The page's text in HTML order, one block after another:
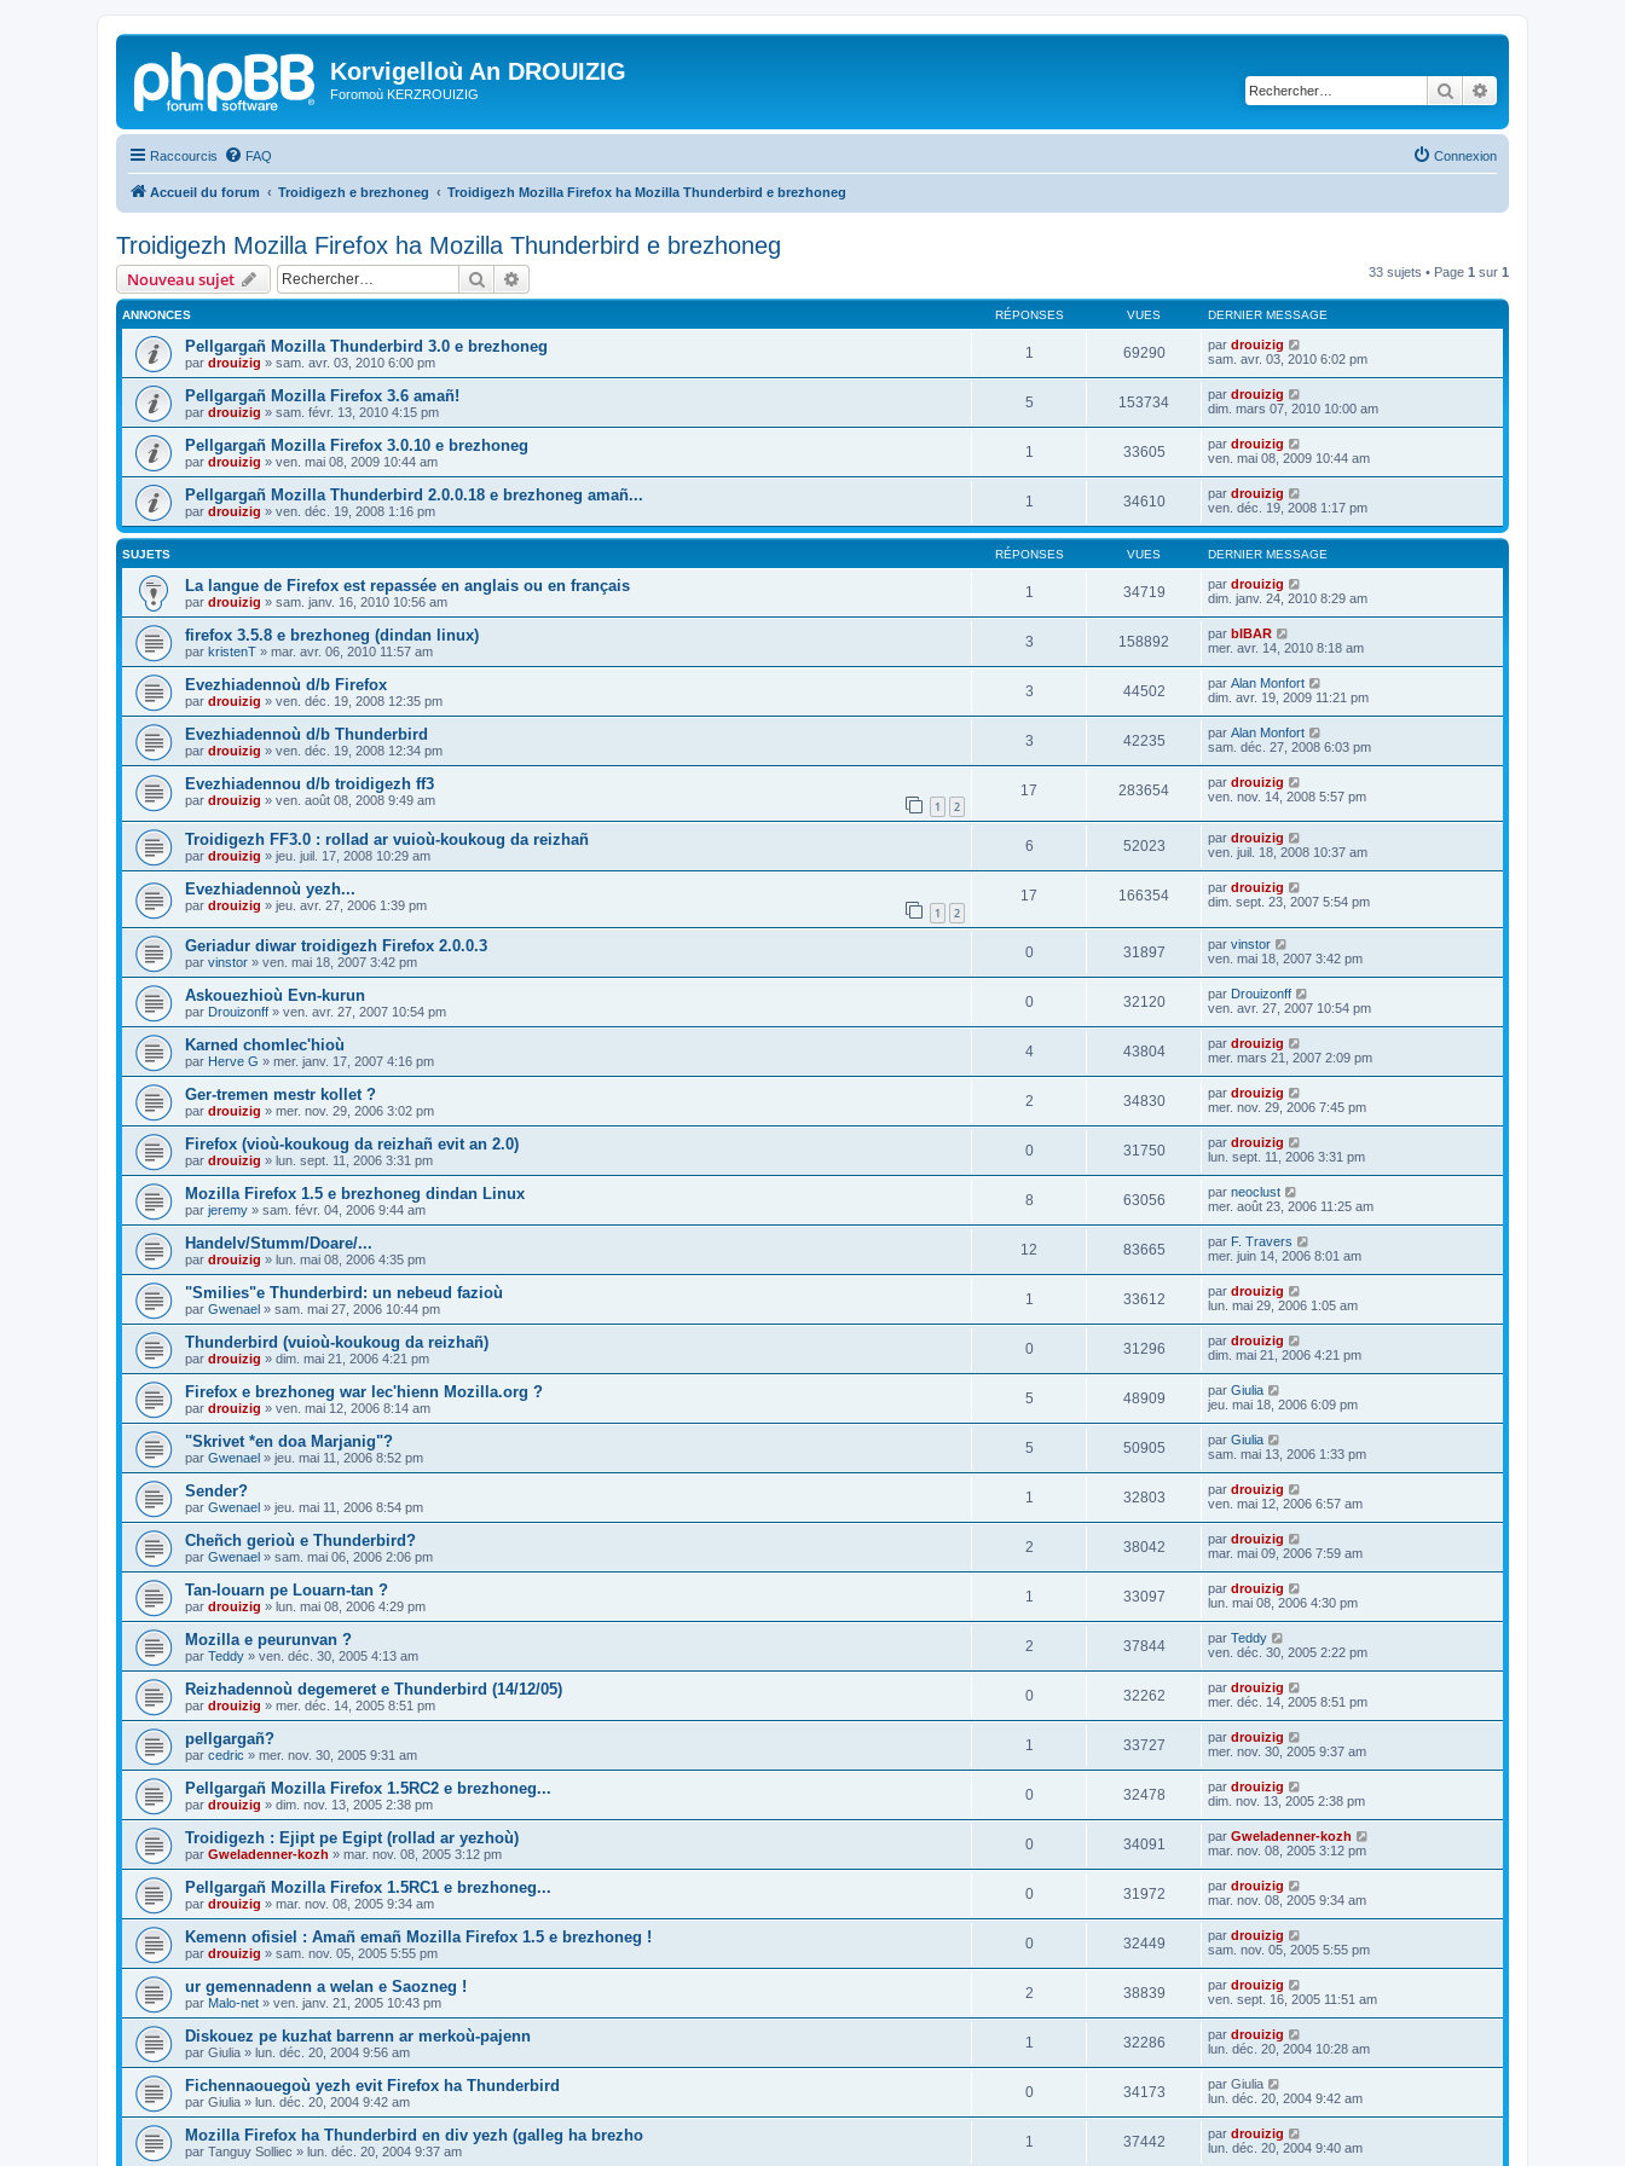
Korvigelloù An DROUIZIG
Foromoù KERZROUIZIG Rechercher
Raccourcis FAQ Connexion
Accueil du forum Troidigezh e brezhoneg Troidigezh Mozilla Firefox ha Mozilla Thunderbird e brezhoneg
Troidigezh Mozilla Firefox ha Mozilla Thunderbird e brezhoneg
Nouveau sujet Rechercher 33 sujets • Page 1 sur 1
ANNONCES RÉPONSES VUES DERNIER MESSAGE
Pellgargañ Mozilla Thunderbird 3.0 e brezhoneg
par drouizig » sam. avr. 03, 2010 6:00 pm
1 69290 par drouizig
sam. avr. 03, 2010 6:02 pm
Pellgargañ Mozilla Firefox 3.6 amañ!
par drouizig » sam. févr. 13, 2010 4:15 pm
5 153734 par drouizig
dim. mars 07, 2010 10:00 am
Pellgargañ Mozilla Firefox 3.0.10 e brezhoneg
par drouizig » ven. mai 08, 2009 10:44 am
1 33605 par drouizig
ven. mai 08, 2009 10:44 am
Pellgargañ Mozilla Thunderbird 2.0.0.18 e brezhoneg amañ...
par drouizig » ven. déc. 19, 2008 1:16 pm
1 34610 par drouizig
ven. déc. 19, 2008 1:17 pm
SUJETS RÉPONSES VUES DERNIER MESSAGE
La langue de Firefox est repassée en anglais ou en français
par drouizig » sam. janv. 16, 2010 10:56 am
1 34719 par drouizig
dim. janv. 24, 2010 8:29 am
firefox 3.5.8 e brezhoneg (dindan linux)
par kristenT » mar. avr. 06, 2010 11:57 am
3 158892 par bIBAR
mer. avr. 14, 2010 8:18 am
Evezhiadennoù d/b Firefox
par drouizig » ven. déc. 19, 2008 12:35 pm
3 44502 par Alan Monfort
dim. avr. 19, 2009 11:21 pm
Evezhiadennoù d/b Thunderbird
par drouizig » ven. déc. 19, 2008 12:34 pm
3 42235 par Alan Monfort
sam. déc. 27, 2008 6:03 pm
Evezhiadennou d/b troidigezh ff3
par drouizig » ven. août 08, 2008 9:49 am 1 2
17 283654 par drouizig
ven. nov. 14, 2008 5:57 pm
Troidigezh FF3.0 : rollad ar vuioù-koukoug da reizhañ
par drouizig » jeu. juil. 17, 2008 10:29 am
6 52023 par drouizig
ven. juil. 18, 2008 10:37 am
Evezhiadennoù yezh...
par drouizig » jeu. avr. 27, 2006 1:39 pm 1 2
17 166354 par drouizig
dim. sept. 23, 2007 5:54 pm
Geriadur diwar troidigezh Firefox 2.0.0.3
par vinstor » ven. mai 18, 2007 3:42 pm
0 31897 par vinstor
ven. mai 18, 2007 3:42 pm
Askouezhioù Evn-kurun
par Drouizonff » ven. avr. 27, 2007 10:54 pm
0 32120 par Drouizonff
ven. avr. 27, 2007 10:54 pm
Karned chomlec'hioù
par Herve G » mer. janv. 17, 2007 4:16 pm
4 43804 par drouizig
mer. mars 21, 2007 2:09 pm
Ger-tremen mestr kollet ?
par drouizig » mer. nov. 29, 2006 3:02 pm
2 34830 par drouizig
mer. nov. 29, 2006 7:45 pm
Firefox (vioù-koukoug da reizhañ evit an 2.0)
par drouizig » lun. sept. 11, 2006 3:31 pm
0 31750 par drouizig
lun. sept. 11, 2006 3:31 pm
Mozilla Firefox 1.5 e brezhoneg dindan Linux
par jeremy » sam. févr. 04, 2006 9:44 am
8 63056 par neoclust
mer. août 23, 2006 11:25 am
Handelv/Stumm/Doare/...
par drouizig » lun. mai 08, 2006 4:35 pm
12 83665 par F. Travers
mer. juin 14, 2006 8:01 am
"Smilies"e Thunderbird: un nebeud fazioù
par Gwenael » sam. mai 27, 2006 10:44 pm
1 33612 par drouizig
lun. mai 29, 2006 1:05 am
Thunderbird (vuioù-koukoug da reizhañ)
par drouizig » dim. mai 21, 2006 4:21 pm
0 31296 par drouizig
dim. mai 21, 2006 4:21 pm
Firefox e brezhoneg war lec'hienn Mozilla.org ?
par drouizig » ven. mai 12, 2006 8:14 am
5 48909 par Giulia
jeu. mai 18, 2006 6:09 pm
"Skrivet *en doa Marjanig"?
par Gwenael » jeu. mai 11, 2006 8:52 pm
5 50905 par Giulia
sam. mai 13, 2006 1:33 pm
Sender?
par Gwenael » jeu. mai 11, 2006 8:54 pm
1 32803 par drouizig
ven. mai 12, 2006 6:57 am
Cheñch gerioù e Thunderbird?
par Gwenael » sam. mai 06, 2006 2:06 pm
2 38042 par drouizig
mar. mai 09, 2006 7:59 am
Tan-louarn pe Louarn-tan ?
par drouizig » lun. mai 08, 2006 4:29 pm
1 33097 par drouizig
lun. mai 08, 2006 4:30 pm
Mozilla e peurunvan ?
par Teddy » ven. déc. 30, 2005 4:13 am
2 37844 par Teddy
ven. déc. 30, 2005 2:22 pm
Reizhadennoù degemeret e Thunderbird (14/12/05)
par drouizig » mer. déc. 14, 2005 8:51 pm
0 32262 par drouizig
mer. déc. 14, 2005 8:51 pm
pellgargañ?
par cedric » mer. nov. 30, 2005 9:31 am
1 33727 par drouizig
mer. nov. 30, 2005 9:37 am
Pellgargañ Mozilla Firefox 1.5RC2 e brezhoneg...
par drouizig » dim. nov. 13, 2005 2:38 pm
0 32478 par drouizig
dim. nov. 13, 2005 2:38 pm
Troidigezh : Ejipt pe Egipt (rollad ar yezhoù)
par Gweladenner-kozh » mar. nov. 08, 2005 3:12 pm
0 34091 par Gweladenner-kozh
mar. nov. 08, 2005 3:12 pm
Pellgargañ Mozilla Firefox 1.5RC1 e brezhoneg...
par drouizig » mar. nov. 08, 2005 9:34 am
0 31972 par drouizig
mar. nov. 08, 2005 9:34 am
Kemenn ofisiel : Amañ emañ Mozilla Firefox 1.5 e brezhoneg !
par drouizig » sam. nov. 05, 2005 5:55 pm
0 32449 par drouizig
sam. nov. 05, 2005 5:55 pm
ur gemennadenn a welan e Saozneg !
par Malo-net » ven. janv. 21, 2005 10:43 pm
2 38839 par drouizig
ven. sept. 16, 2005 11:51 am
Diskouez pe kuzhat barrenn ar merkoù-pajenn
par Giulia » lun. déc. 20, 2004 9:56 am
1 32286 par drouizig
lun. déc. 20, 2004 10:28 am
Fichennaouegoù yezh evit Firefox ha Thunderbird
par Giulia » lun. déc. 20, 2004 9:42 am
0 34173 par Giulia
lun. déc. 20, 2004 9:42 am
Mozilla Firefox ha Thunderbird en div yezh (galleg ha brezho
par Tanguy Solliec » lun. déc. 20, 2004 9:37 am
1 37442 par drouizig
lun. déc. 20, 2004 9:40 am